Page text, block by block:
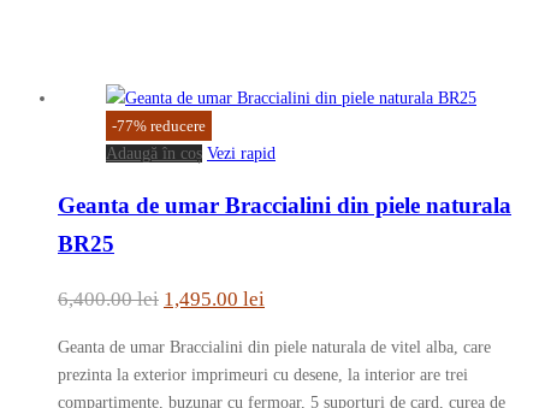
-77% reducere
Adaugă în coș Vezi rapid
Geanta de umar Braccialini din piele naturala
BR25
6,400.00lei Prețul
a
fost:
1,495.00 lei
este:
1,495.00 lei.
Geanta de umar Braccialini din piele naturala de vitel alba, care
prezinta la exterior imprimeuri cu desene, la interior are trei
compartimente, buzunar cu fermoar, 5 suporturi de card, curea de